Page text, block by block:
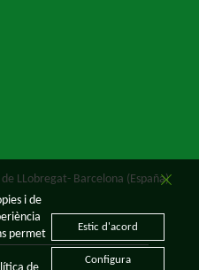
LLobregat- Barcelona (España)
i de
permet
Estic d'acord
Configura